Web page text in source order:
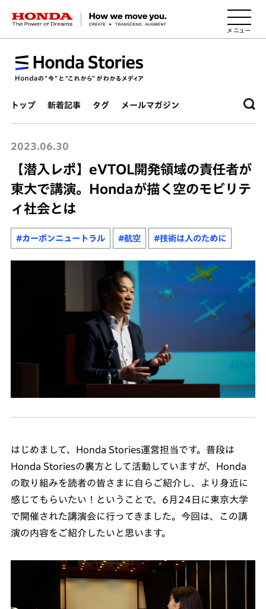
HONDA The Power of Dreams
トップ 新着記事 タグ メールマガジン
2023.06.30
【潜入レポ】eVTOL開発領域の責任者が
東大で講演。Hondaが描く空のモビリテ
ィ社会とは
#カーボンニュートラル #航空 #技術は人のために
はじめまして、Honda Stories運営担当です。普段は
Honda Storiesの裏方として活動していますが、Honda
の取り組みを読者の皆さまに自らご紹介し、より身近に
感じてもらいたい！ということで、6月24日に東京大学
で開催された講演会に行ってきました。今回は、この講
演の内容をご紹介したいと思います。